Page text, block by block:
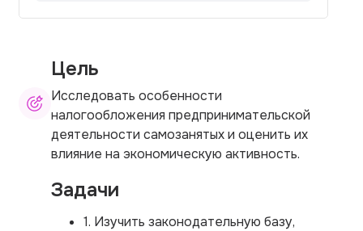
Цель
Исследовать особенности
налогообложения предпринимательской
деятельности самозанятых и оценить их
влияние на экономическую активность.
Задачи
1. Изучить законодательную базу,